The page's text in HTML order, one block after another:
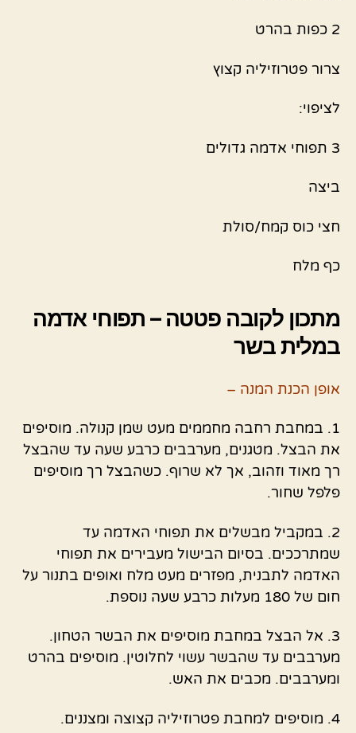
2 כפות בהרט
צרור פטרוזיליה קצוץ
לציפוי:
3 תפוחי אדמה גדולים
ביצה
חצי כוס קמח/סולת
כף מלח
מתכון לקובה פטטה – תפוחי אדמה
במלית בשר
אופן הכנת המנה –
1. במחבת רחבה מחממים מעט שמן קנולה. מוסיפים
את הבצל. מטגנים, מערבבים כרבע שעה עד שהבצל
רך מאוד וזהוב, אך לא שרוף. כשהבצל רך מוסיפים
פלפל שחור.
2. במקביל מבשלים את תפוחי האדמה עד
שמתרככים. בסיום הבישול מעבירים את תפוחי
האדמה לתבנית, מפזרים מעט מלח ואופים בתנור על
חום של 180 מעלות כרבע שעה נוספת.
3. אל הבצל במחבת מוסיפים את הבשר הטחון.
מערבבים עד שהבשר עשוי לחלוטין. מוסיפים בהרט
ומערבבים. מכבים את האש.
4. מוסיפים למחבת פטרוזיליה קצוצה ומצננים.